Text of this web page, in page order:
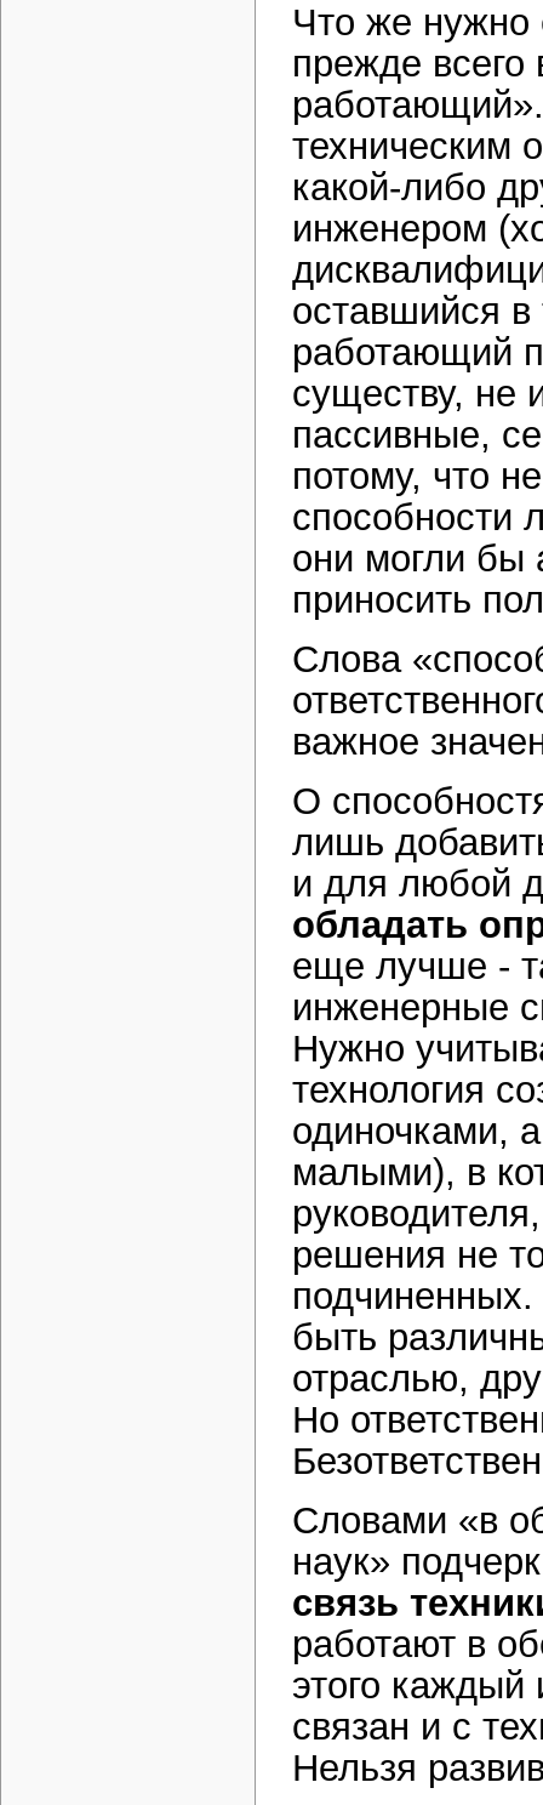
Что же
прежде всего
техническим
какой-либо
инженером
оставшийся в
работающий
существу, не
пассивные,
потому, что
способности
они могли бы
приносить
Слова
важное
О
лишь
и для любой
обладать
еще лучше -
инженерные
Нужно
технология
одиночками,
малыми), в
решения не
быть
отраслью,
Но
Словами «в
наук»
связь
работают в
этого каждый
связан и с
Нельзя